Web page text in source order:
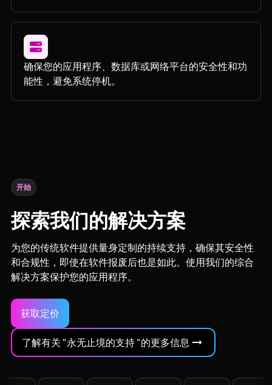
确保您的应用程序、数据库或网络平台的安全性和功
能性，避免系统停机。
开始
探索我们的解决方案
为您的传统软件提供量身定制的持续支持，确保其安全性
和合规性，即使在软件报废后也是如此。使用我们的综合
解决方案保护您的应用程序。
获取定价
了解有关 "永无止境的支持 "的更多信息